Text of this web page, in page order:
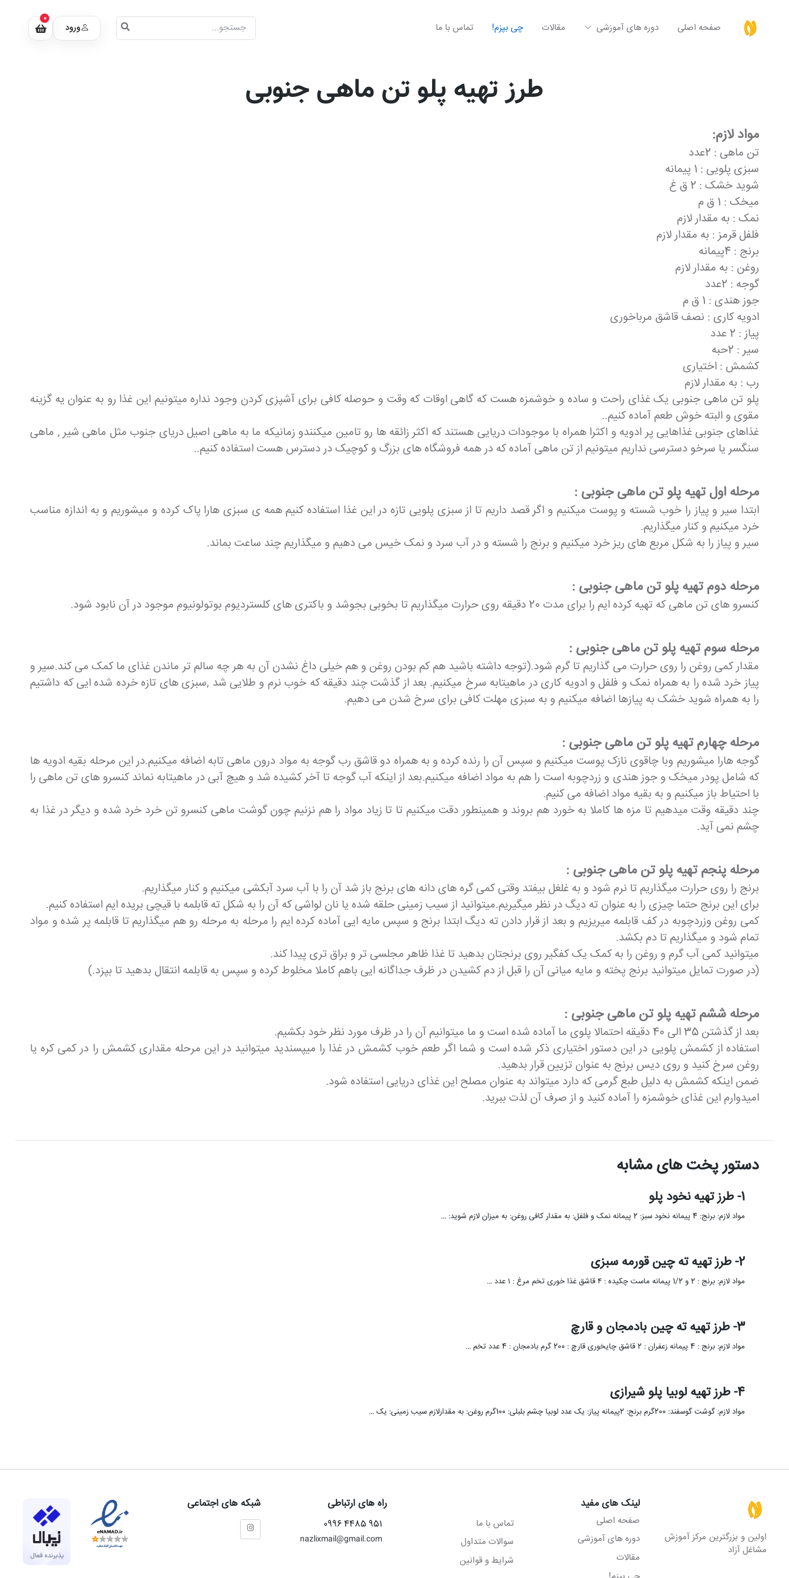
صفحه اصلی دوره های آموزشی مقالات چی بپزم! تماس با ما ورود
0
طرز تهیه پلو تن ماهی جنوبی
مواد لازم:
تن ماهی : 2عدد
سبزی پلویی : 1 پیمانه
شوید خشک : 2 ق غ
میخک : 1 ق م
نمک : به مقدار لازم
فلفل قرمز : به مقدار لازم
برنج : 4پیمانه
روغن : به مقدار لازم
گوجه : 2عدد
جوز هندی : 1 ق م
ادویه کاری : نصف قاشق مرباخوری
پیاز : 2 عدد
سیر : 2حبه
کشمش : اختیاری
رب : به مقدار لازم
پلو تن ماهی جنوبی یک غذای راحت و ساده و خوشمزه هست که گاهی اوقات که وقت و حوصله کافی برای آشپزی کردن وجود نداره میتونیم این غذا رو به عنوان یه گزینه
مقوی و البته خوش طعم آماده کنیم..
غذاهای جنوبی غذاهایی پر ادویه و اکثرا همراه با موجودات دریایی هستند که اکثر زائقه ها رو تامین میکنندو زمانیکه ما به ماهی اصیل دریای جنوب مثل ماهی شیر , ماهی
سنگسر یا سرخو دسترسی نداریم میتونیم از تن ماهی آماده که در همه فروشگاه های بزرگ و کوچیک در دسترس هست استفاده کنیم..
مرحله اول تهیه پلو تن ماهی جنوبی :
ابتدا سیر و پیاز را خوب شسته و پوست میکنیم و اگر قصد داریم تا از سبزی پلویی تازه در این غذا استفاده کنیم همه ی سبزی هارا پاک کرده و میشوریم و به اندازه مناسب
خرد میکنیم و کنار میگذاریم.
سیر و پیاز را به شکل مربع های ریز خرد میکنیم و برنج را شسته و در آب سرد و نمک خیس می دهیم و میگذاریم چند ساعت بماند.
مرحله دوم تهیه پلو تن ماهی جنوبی :
کنسرو های تن ماهی که تهیه کرده ایم را برای مدت 20 دقیقه روی حرارت میگذاریم تا بخوبی بجوشد و باکتری های کلستردیوم بوتولونیوم موجود در آن نابود شود.
مرحله سوم تهیه پلو تن ماهی جنوبی :
مقدار کمی روغن را روی حرارت می گذاریم تا گرم شود.(توجه داشته باشید هم کم بودن روغن و هم خیلی داغ نشدن آن به هر چه سالم تر ماندن غذای ما کمک می کند.سیر و
پیاز خرد شده را به همراه نمک و فلفل و ادویه کاری در ماهیتابه سرخ میکنیم. بعد از گذشت چند دقیقه که خوب نرم و طلایی شد ,سبزی های تازه خرده شده ایی که داشتیم
را به همراه شوید خشک به پیازها اضافه میکنیم و به سبزی مهلت کافی برای سرخ شدن می دهیم.
مرحله چهارم تهیه پلو تن ماهی جنوبی :
گوجه هارا میشوریم وبا چاقوی نازک پوست میکنیم و سپس آن را رنده کرده و به همراه دو قاشق رب گوجه به مواد درون ماهی تابه اضافه میکنیم.در این مرحله بقیه ادویه ها
که شامل پودر میخک و جوز هندی و زردچوبه است را هم به مواد اضافه میکنیم.بعد از اینکه آب گوجه تا آخر کشیده شد و هیچ آبی در ماهیتابه نماند کنسرو های تن ماهی را
با احتیاط باز میکنیم و به بقیه مواد اضافه می کنیم.
چند دقیقه وقت میدهیم تا مزه ها کاملا به خورد هم بروند و همینطور دقت میکنیم تا تا زیاد مواد را هم نزنیم چون گوشت ماهی کنسرو تن خرد خرد شده و دیگر در غذا به
چشم نمی آید.
مرحله پنجم تهیه پلو تن ماهی جنوبی :
برنج را روی حرارت میگذاریم تا نرم شود و به غلغل بیفتد وقتی کمی گره های دانه های برنج باز شد آن را با آب سرد آبکشی میکنیم و کنار میگذاریم.
برای این برنج حتما چیزی را به عنوان ته دیگ در نظر میگیریم.میتوانید از سیب زمینی حلقه شده یا نان لواشی که آن را به شکل ته قابلمه با قیچی بریده ایم استفاده کنیم.
کمی روغن وزردچوبه در کف قابلمه میریزیم و بعد از قرار دادن ته دیگ ابتدا برنج و سپس مایه ایی آماده کرده ایم را مرحله به مرحله رو هم میگذاریم تا قابلمه پر شده و مواد
تمام شود و میگذاریم تا دم بکشد.
میتوانید کمی آب گرم و روغن را به کمک یک کفگیر روی برنجتان بدهید تا غذا ظاهر مجلسی تر و براق تری پیدا کند.
(در صورت تمایل میتوانید برنج پخته و مایه میانی آن را قبل از دم کشیدن در ظرف جداگانه ایی باهم کاملا مخلوط کرده و سپس به قابلمه انتقال بدهید تا بپزد.)
مرحله ششم تهیه پلو تن ماهی جنوبی :
بعد از گذشتن 35 الی 40 دقیقه احتمالا پلوی ما آماده شده است و ما میتوانیم آن را در ظرف مورد نظر خود بکشیم.
استفاده از کشمش پلویی در این دستور اختیاری ذکر شده است و شما اگر طعم خوب کشمش در غذا را میپسندید میتوانید در این مرحله مقداری کشمش را در کمی کره یا
روغن سرخ کنید و روی دیس برنج به عنوان تزیین قرار بدهید.
ضمن اینکه کشمش به دلیل طبع گرمی که دارد میتواند به عنوان مصلح این غذای دریایی استفاده شود.
امیدوارم این غذای خوشمزه را آماده کنید و از صرف آن لذت ببرید.
دستور پخت های مشابه
1- طرز تهیه نخود پلو
مواد لازم: برنج: 4 پیمانه نخود سبز: 2 پیمانه نمک و فلفل: به مقدار کافی روغن: به میزان لازم شوید: …
2- طرز تهیه ته چین قورمه سبزی
مواد لازم: برنج : 2 و 1/2 پیمانه ماست چکیده : ۴ قاشق غذا خوری تخم مرغ : ۱ عدد …
3- طرز تهیه ته چین بادمجان و قارچ
مواد لازم: برنج : 4 پیمانه زعفران : 2 قاشق چایخوری قارچ : 200 گرم بادمجان : 4 عدد تخم …
4- طرز تهیه لوبیا پلو شیرازی
مواد لازم: گوشت گوسفند: 200گرم برنج: 2پیمانه پیاز: یک عدد لوبیا چشم بلبلی: 100گرم روغن: به مقدارلازم سیب زمینی: یک …
اولین و بزرگترین مرکز آموزش
مشاغل آزاد
لینک های مفید
صفحه اصلی
دوره های آموزشی
مقالات
تماس با ما
سوالات متداول
شرایط و قوانین
راه های ارتباطی
951 4485 0996
nazlixmail@gmail.com
شبکه های اجتماعی